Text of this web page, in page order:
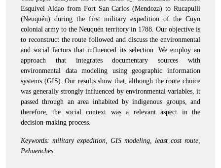
Esquivel Aldao from Fort San Carlos (Mendoza) to Rucapulli
(Neuquén) during the first military expedition of the Cuyo
colonial army to the Neuquén territory in 1788. Our objective is
to reconstruct the route followed and discuss the environmental
and social factors that influenced its selection. We employ an
approach that integrates documentary sources with
environmental data modeling using geographic information
systems (GIS). Our results show that, although the route choice
was generally strongly influenced by environmental variables, it
passed through an area inhabited by indigenous groups, and
therefore, the social context was a relevant aspect in the
decision-making process.
Keywords: military expedition, GIS modeling, least cost route,
Pehuenches.